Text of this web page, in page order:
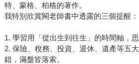
特、蒙格、柏格的著作。
我特別欣賞闕老師書中透露的三個提醒：
1. 學習用「從出生到往生」的時間軸，
2. 保險、稅務、投資、退休、遺產等五
錯，滿盤皆落索。